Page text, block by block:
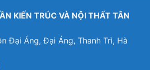
KIẾN TRÚC VÀ NỘI THẤT TÂN
Đại Áng, Đại Áng, Thanh Trì, Hà